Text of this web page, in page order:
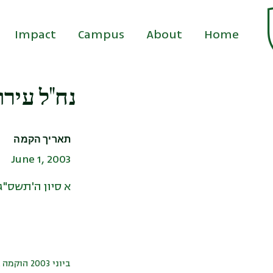
Home
About
Campus
Impact
נח"ל
תאריך הקמה
June 1, 2003
א סיון
ביוני